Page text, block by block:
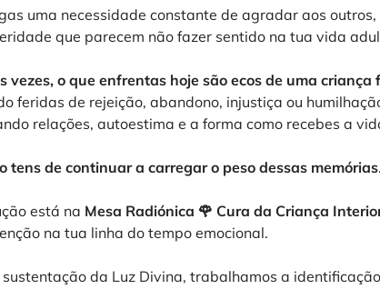
uma necessidade constante de agradar aos
que parecem não fazer sentido na tua vida
vezes, o que enfrentas hoje são ecos de uma
feridas de rejeição, abandono, injustiça ou
relações, autoestima e a forma como recebes a
tens de continuar a carregar o peso dessas memórias.
está na Mesa Radiónica 🌹 Cura da Criança
na tua linha do tempo emocional.
sustentação da Luz Divina, trabalhamos a